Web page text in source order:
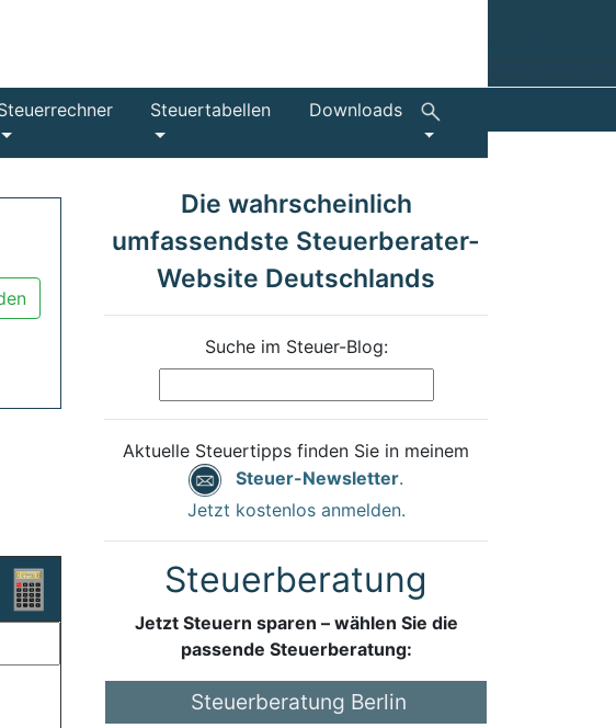
Steuertabellen Downloads
Die wahrscheinlich
umfassendste Steuerberater-
Website Deutschlands
Suche im Steuer-Blog:
Aktuelle Steuertipps finden Sie in meinem
Steuer-Newsletter.
Jetzt kostenlos anmelden.
Steuerberatung
Jetzt Steuern sparen – wählen Sie die
passende Steuerberatung:
Steuerberatung Berlin